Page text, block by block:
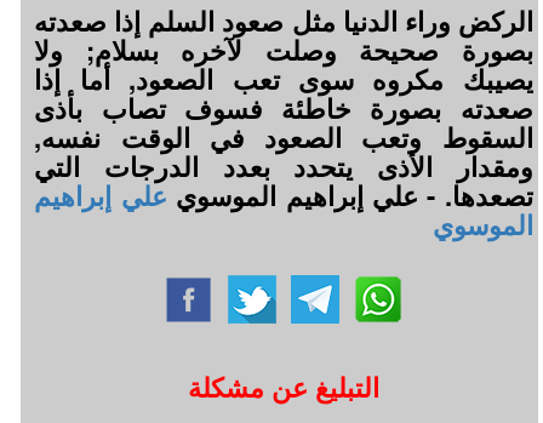
الركض وراء الدنيا مثل صعود السلم إذا صعدته
بصورة صحيحة وصلت لآخره بسلام; ولا
يصيبك مكروه سوى تعب الصعود, أما إذا
صعدته بصورة خاطئة فسوف تصاب بأذى
السقوط وتعب الصعود في الوقت نفسه,
ومقدار الأذى يتحدد بعدد الدرجات التي
تصعدها. - علي إبراهيم الموسوي علي إبراهيم
الموسوي
التبليغ عن مشكلة